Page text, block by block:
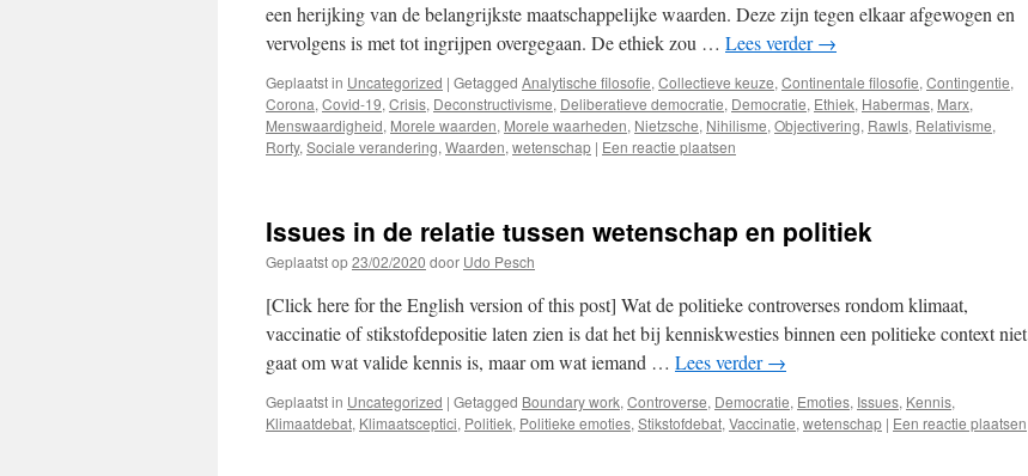
een herijking van de belangrijkste maatschappelijke waarden. Deze zijn tegen elkaar afgewogen en
vervolgens is met tot ingrijpen overgegaan. De ethiek zou … Lees verder→
Geplaatst in Uncategorized | Getagged Analytische filosofie, Collectieve keuze, Continentale filosofie, Contingentie,
Corona, Covid-19, Crisis, Deconstructivisme, Deliberatieve democratie, Democratie, Ethiek, Habermas, Marx,
Menswaardigheid, Morele waarden, Morele waarheden, Nietzsche, Nihilisme, Objectivering, Rawls, Relativisme,
Rorty, Sociale verandering, Waarden, wetenschap | Een reactie plaatsen
Issues in de relatie tussen wetenschap en politiek
Geplaatst op23/02/2020 door Udo Pesch
[Click here for the English version of this post] Wat de politieke controverses rondom klimaat,
vaccinatie of stikstofdepositie laten zien is dat het bij kenniskwesties binnen een politieke context niet
gaat om wat valide kennis is, maar om wat iemand … Lees verder→
Geplaatst in Uncategorized | Getagged Boundary work, Controverse, Democratie, Emoties, Issues, Kennis,
Klimaatdebat, Klimaatsceptici, Politiek, Politieke emoties, Stikstofdebat, Vaccinatie, wetenschap | Een reactie plaatsen